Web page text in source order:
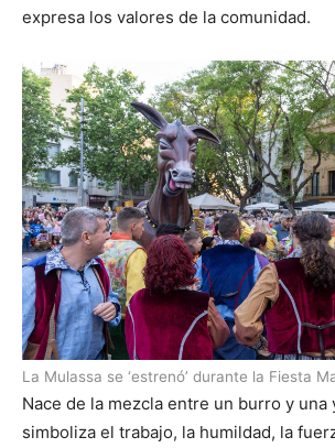
expresa los valores de la comunidad.
La Mulassa se ‘estrenó’ durante la Fiesta
Nace de la mezcla entre un burro y una
simboliza el trabajo, la humildad, la